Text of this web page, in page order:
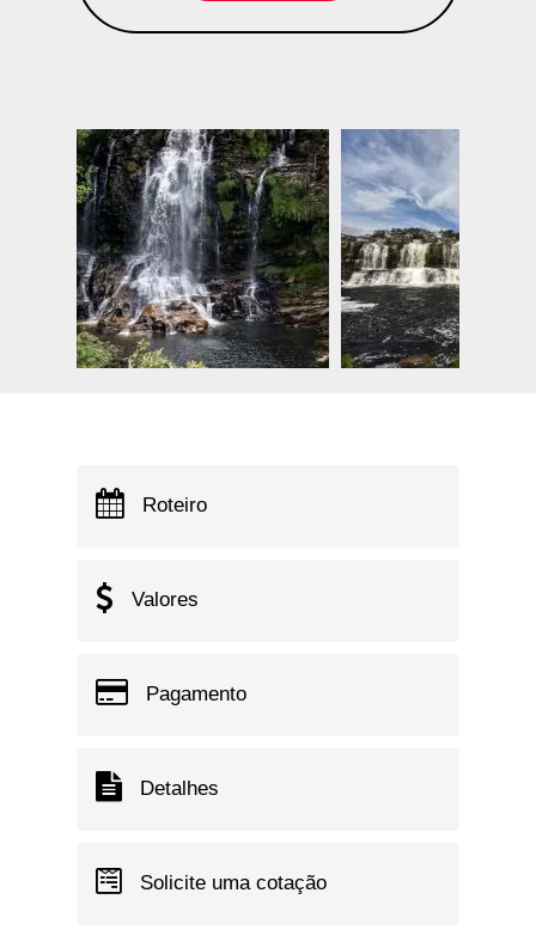
Roteiro
Valores
Pagamento
Detalhes
Solicite uma cotação